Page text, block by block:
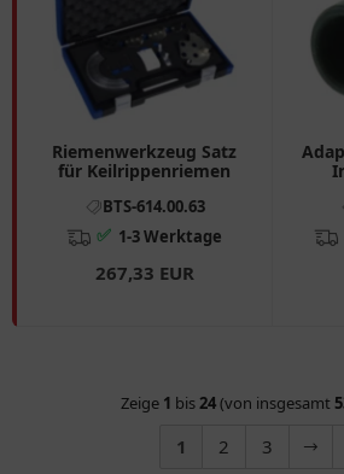
Riemenwerkzeug Satz
für Keilrippenriemen
BTS-614.00.63
✅ 1-3 Werktage
267,33 EUR
Zeige 1 bis24(von insgesamt
1 2 3